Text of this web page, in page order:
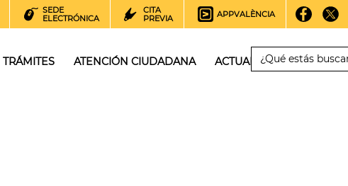
SEDE
ELECTRÓNICA
CITA
PREVIA
APPVALÈNCIA
TRÁMITES ATENCIÓN CIUDADANA ACTUALIDAD